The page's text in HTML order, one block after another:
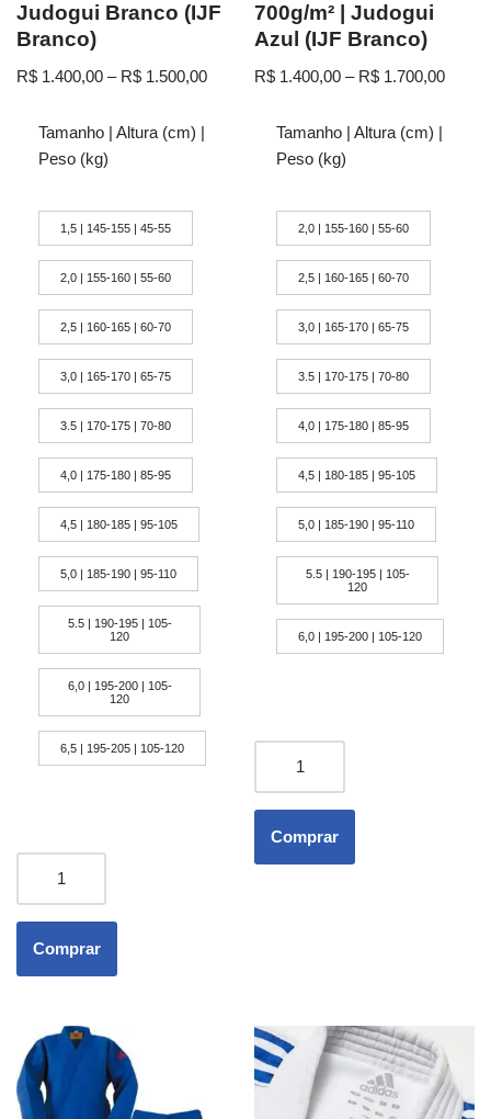
Judogui Branco (IJF
Branco)
R$ 1.400,00 – R$ 1.500,00
Tamanho | Altura (cm) |
Peso (kg)
1,5 | 145-155 | 45-55
2,0 | 155-160 | 55-60
2,5 | 160-165 | 60-70
3,0 | 165-170 | 65-75
3.5 | 170-175 | 70-80
4,0 | 175-180 | 85-95
4,5 | 180-185 | 95-105
5,0 | 185-190 | 95-110
5.5 | 190-195 | 105-
120
6,0 | 195-200 | 105-
120
6,5 | 195-205 | 105-120
Comprar
700g/m² | Judogui
Azul (IJF Branco)
R$ 1.400,00 – R$ 1.700,00
Tamanho | Altura (cm) |
Peso (kg)
2,0 | 155-160 | 55-60
2,5 | 160-165 | 60-70
3,0 | 165-170 | 65-75
3.5 | 170-175 | 70-80
4,0 | 175-180 | 85-95
4,5 | 180-185 | 95-105
5,0 | 185-190 | 95-110
5.5 | 190-195 | 105-
120
6,0 | 195-200 | 105-120
Comprar